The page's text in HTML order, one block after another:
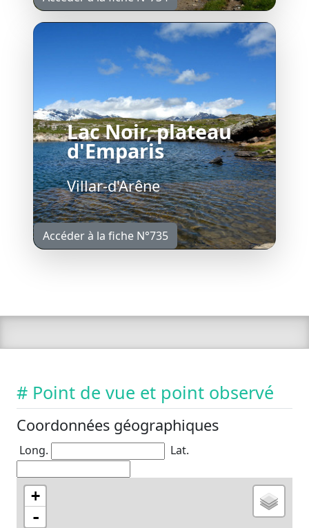
Lac Noir, plateau
d'Emparis
Villar-d'Arêne
Accéder à la fiche N°735
# Point de vue et point observé
Coordonnées géographiques
Long. Lat.
+
-